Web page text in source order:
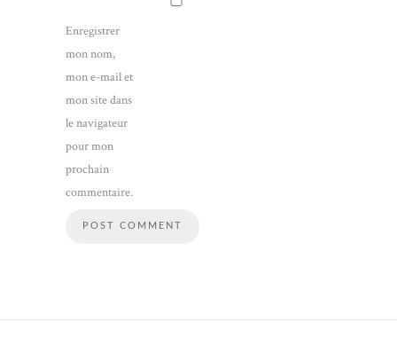
Enregistrer
mon nom,
mon e-mail et
mon site dans
le navigateur
pour mon
prochain
commentaire.